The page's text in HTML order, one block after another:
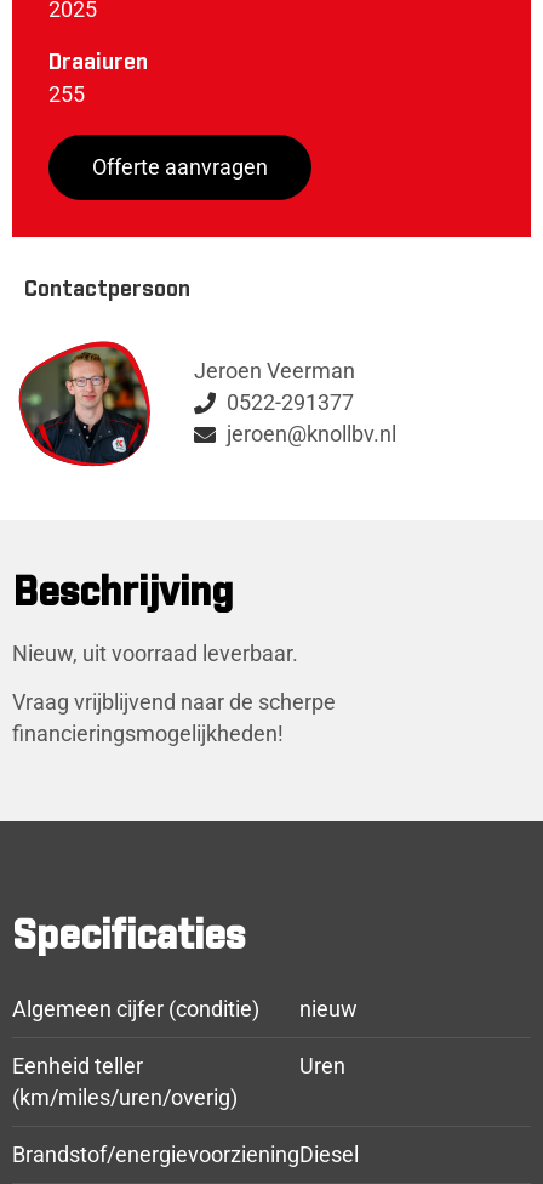
2025
Draaiuren
255
Offerte aanvragen
Contactpersoon
Jeroen Veerman
0522-291377
jeroen@knollbv.nl
Beschrijving
Nieuw, uit voorraad leverbaar.
Vraag vrijblijvend naar de scherpe
financieringsmogelijkheden!
Specificaties
Algemeen cijfer (conditie) nieuw
Eenheid teller
(km/miles/uren/overig)
Uren
Brandstof/energievoorziening Diesel